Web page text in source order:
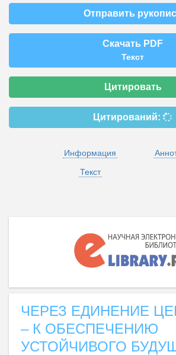
Отправить
Скачать PDF
Текст
Цитировать
Цитирований:
Информация
Текст
ЧЕРЕЗ ЕДИНЕНИЕ
– К ОБЕСПЕЧЕНИЮ
УСТОЙЧИВОГО